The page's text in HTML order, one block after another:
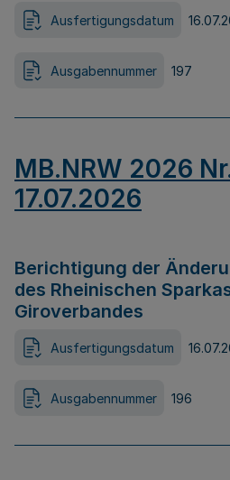
Ausfertigungsdatum
Ausgabennummer 197
MB.NRW 2026
17.07.2026
Berichtigung der
des Rheinischen
Giroverbandes
Ausfertigungsdatum
Ausgabennummer 196